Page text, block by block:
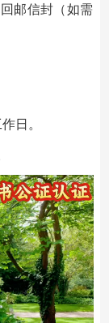
邮信封（如需
日。